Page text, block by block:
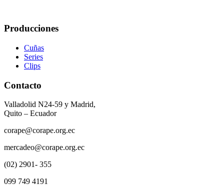
Producciones
Cuñas
Series
Clips
Contacto
Valladolid N24-59 y Madrid,
Quito – Ecuador
corape@corape.org.ec
mercadeo@corape.org.ec
(02) 2901- 355
099 749 4191